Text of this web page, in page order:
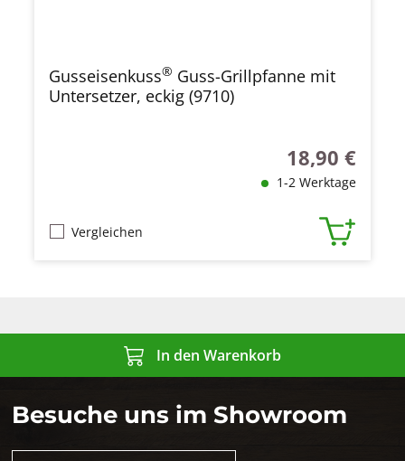
Gusseisenkuss® Guss-Grillpfanne mit
Untersetzer, eckig (9710)
Regulärer Preis:
18,90 €
1-2 Werktage
Vergleichen
In den Warenkorb
Besuche uns im Showroom